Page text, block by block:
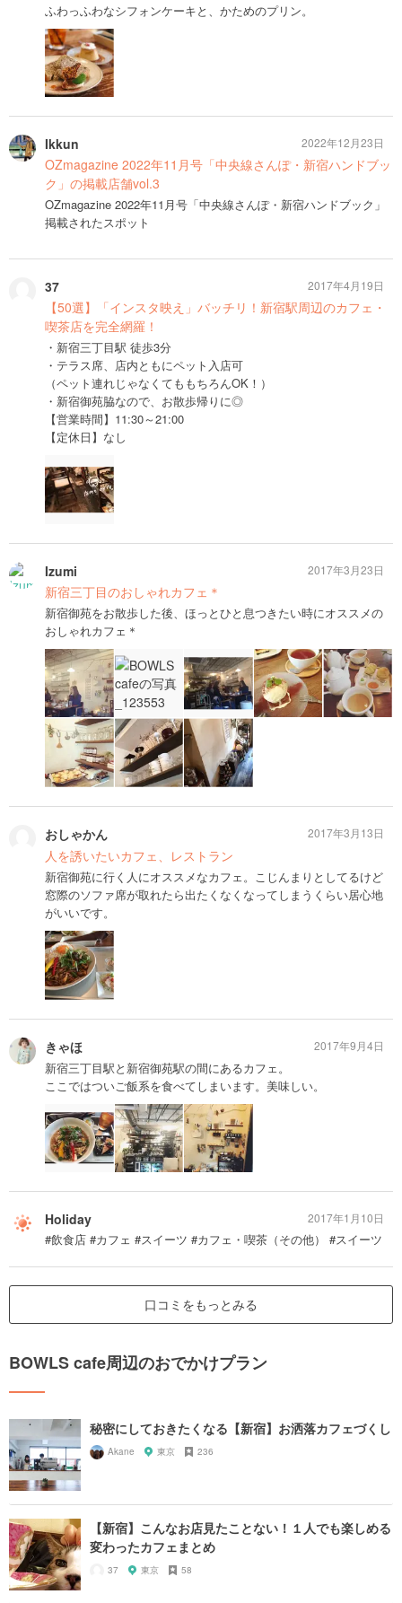
ふわっふわなシフォンケーキと、かためのプリン。
Ikkun
OZmagazine 2022年11月号「中央線さんぽ・新宿ハンドブッ
ク」の掲載店舗vol.3
OZmagazine 2022年11月号「中央線さんぽ・新宿ハンドブック」
掲載されたスポット
2022年12月23日
37
【50選】「インスタ映え」バッチリ！新宿駅周辺のカフェ・
喫茶店を完全網羅！
・新宿三丁目駅 徒歩3分
・テラス席、店内ともにペット入店可
（ペット連れじゃなくてももちろんOK！）
・新宿御苑脇なので、お散歩帰りに◎
【営業時間】11:30～21:00
【定休日】なし
2017年4月19日
Izumi
新宿三丁目のおしゃれカフェ＊
新宿御苑をお散歩した後、ほっとひと息つきたい時にオススメの
おしゃれカフェ＊
2017年3月23日
おしゃかん
人を誘いたいカフェ、レストラン
新宿御苑に行く人にオススメなカフェ。こじんまりとしてるけど
窓際のソファ席が取れたら出たくなくなってしまうくらい居心地
がいいです。
2017年3月13日
きゃほ
新宿三丁目駅と新宿御苑駅の間にあるカフェ。
ここではついご飯系を食べてしまいます。美味しい。
2017年9月4日
Holiday
#飲食店 #カフェ #スイーツ #カフェ・喫茶（その他） #スイーツ
2017年1月10日
口コミをもっとみる
BOWLS cafe周辺のおでかけプラン
秘密にしておきたくなる【新宿】お洒落カフェづくし
Akane 東京 236
【新宿】こんなお店見たことない！１人でも楽しめる
変わったカフェまとめ
37 東京 58